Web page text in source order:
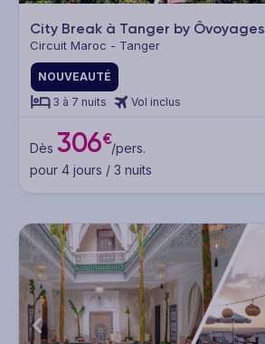
City Break à Tanger by Ôvoyages
Circuit Maroc - Tanger
NOUVEAUTÉ
3 à 7 nuits
Vol inclus
Dès 306€/pers.
pour 4 jours / 3 nuits